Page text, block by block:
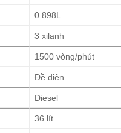
0.898L
3 xilanh
1500 vòng/phút
Đề điện
Diesel
36 lít